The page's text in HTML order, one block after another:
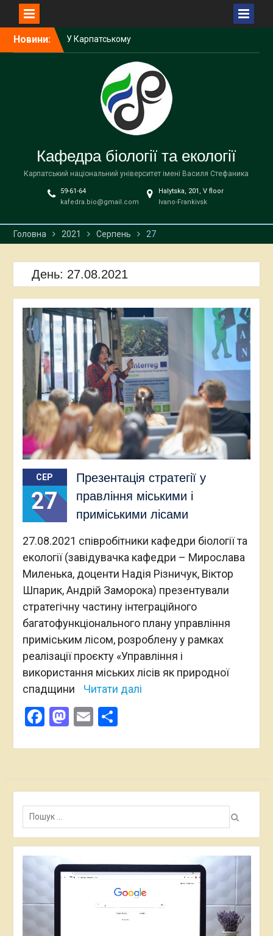
Новини:
національному
Стефаника відбудеться
міжнародна науково-
практична зустріч
Викладачка кафедри
біології та екології
виступила спікеркою
У Карпатському
національному
дводенна науково-
присвячена
природоохоронним
Кафедра біології та екології
Карпатський національний університет імені Василя Стефаника
59-61-64
kafedra.bio@gmail.com
Halytska, 201, V floor
Ivano-Frankivsk
Головна 2021 Серпень 27
День: 27.08.2021
СЕР
27
Презентація стратегії у
правління міськими і
приміськими лісами
27.08.2021 співробітники кафедри біології та
екології (завідувачка кафедри – Мирослава
Миленька, доценти Надія Різничук, Віктор
Шпарик, Андрій Заморока) презентували
стратегічну частину інтеграційного
багатофункціонального плану управління
приміським лісом, розроблену у рамках
реалізації проєкту «Управління і
використання міських лісів як природної
спадщини
Читати далі
Facebook
Mastodon
EmailПоділитися
Пошук:
Відеопрогравач